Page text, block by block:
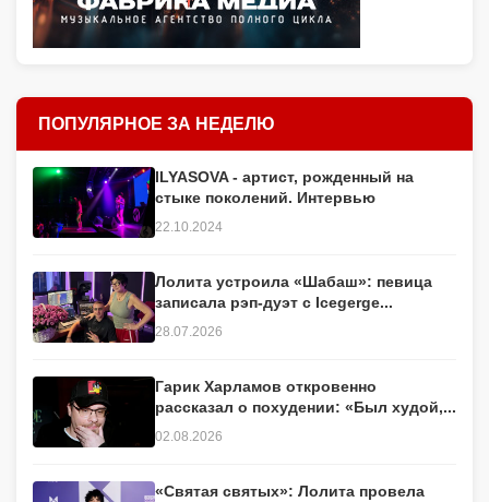
ПОПУЛЯРНОЕ ЗА НЕДЕЛЮ
ILYASOVA - артист, рожденный на
стыке поколений. Интервью
22.10.2024
Лолита устроила «Шабаш»: певица
записала рэп-дуэт с Icegerge...
28.07.2026
Гарик Харламов откровенно
рассказал о похудении: «Был худой,...
02.08.2026
«Святая святых»: Лолита провела